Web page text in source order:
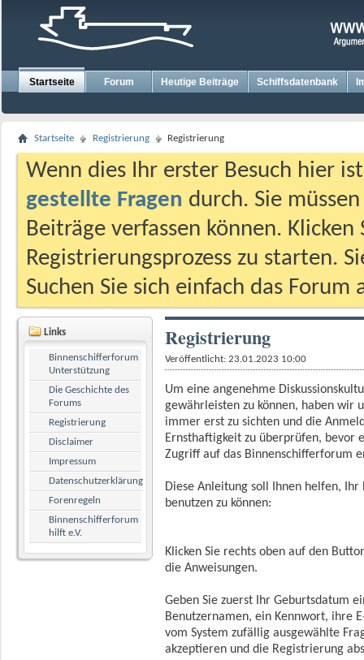
Startseite Forum Heutige Beiträge Schiffsdatenbank
Startseite Registrierung Registrierung
Wenn dies Ihr erster Besuch hier
gestellte Fragen durch. Sie
Beiträge verfassen können.
Registrierungsprozess zu starten.
Suchen Sie sich einfach das
Links
Binnenschifferforum
Unterstützung
Die Geschichte des
Forums
Registrierung
Disclaimer
Impressum
Datenschutzerklärung
Forenregeln
Binnenschifferforum
hilft e.V.
Registrierung
Veröffentlicht: 23.01.2023 10:00
Um eine angenehme
gewährleisten zu können, haben wir
immer erst zu sichten und die
Ernsthaftigkeit zu überprüfen, bevor
Zugriff auf das Binnenschifferforum
Diese Anleitung soll Ihnen helfen,
benutzen zu können:
Klicken Sie rechts oben auf den
die Anweisungen.
Geben Sie zuerst Ihr Geburtsdatum
Benutzernamen, ein Kennwort, ihre
vom System zufällig ausgewählte
akzeptieren und die Registrierung